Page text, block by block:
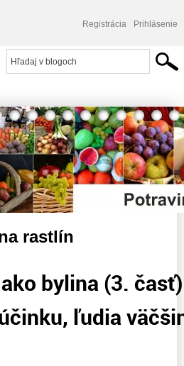
Registrácia Prihlásenie
rastlín
bylina (3.
ľudia